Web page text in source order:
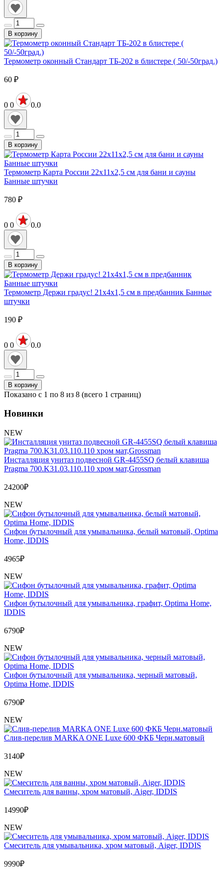
В корзину
Термометр оконный Стандарт ТБ-202 в блистере ( 50/-50град.)
60 ₽
0 0 0.0
В корзину
Термометр Карта России 22х11х2,5 см для бани и сауны
Банные штучки
780 ₽
0 0 0.0
В корзину
Термометр Держи градус! 21x4x1,5 см в предбанник Банные
штучки
190 ₽
0 0 0.0
В корзину
Показано с 1 по 8 из 8 (всего 1 страниц)
Новинки
NEW
Инсталляция унитаз подвесной GR-4455SQ белый клавиша
Pragma 700.K31.03.110.110 хром мат,Grossman
24200₽
NEW
Сифон бутылочный для умывальника, белый матовый, Optima
Home, IDDIS
4965₽
NEW
Сифон бутылочный для умывальника, графит, Optima Home,
IDDIS
6790₽
NEW
Сифон бутылочный для умывальника, черный матовый,
Optima Home, IDDIS
6790₽
NEW
Слив-перелив MARKA ONE Luxe 600 ФКБ Черн.матовый
3140₽
NEW
Cмеситель для ванны, хром матовый, Aiger, IDDIS
14990₽
NEW
Cмеситель для умывальника, хром матовый, Aiger, IDDIS
9990₽